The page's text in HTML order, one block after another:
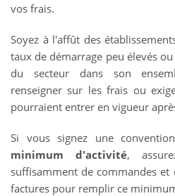
vos frais.
Soyez à l'affût des
taux de démarrage peu élevés
du secteur dans son
renseigner sur les frais ou
pourraient entrer en vigueur
Si vous signez une
minimum d'activité,
suffisamment de commandes et
factures pour remplir ce